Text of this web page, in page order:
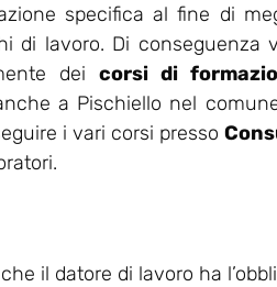
specifica al fine di
di lavoro. Di conseguenza
deicorsi di
a Pischiello nel
i vari corsi presso
il datore di lavoro ha